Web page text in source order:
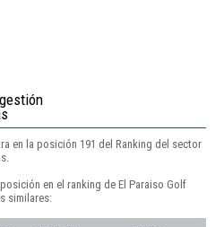
en la posición 191 del Ranking del sector
en el ranking de El Paraiso Golf
similares: